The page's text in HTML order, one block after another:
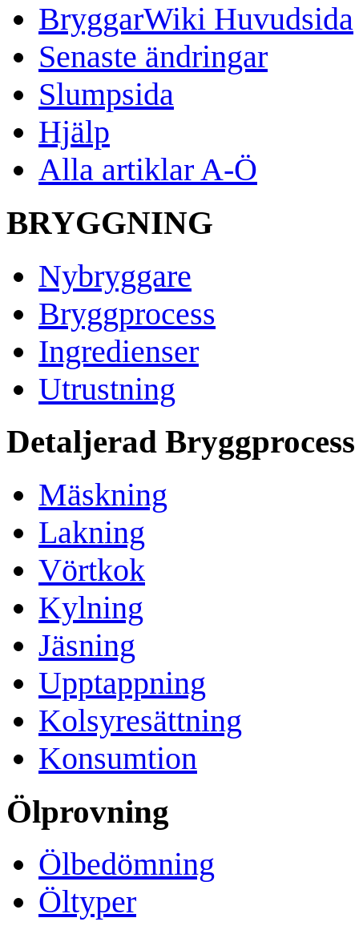
BryggarWiki Huvudsida
Senaste ändringar
Slumpsida
Hjälp
Alla artiklar A-Ö
BRYGGNING
Nybryggare
Bryggprocess
Ingredienser
Utrustning
Detaljerad Bryggprocess
Mäskning
Lakning
Vörtkok
Kylning
Jäsning
Upptappning
Kolsyresättning
Konsumtion
Ölprovning
Ölbedömning
Öltyper